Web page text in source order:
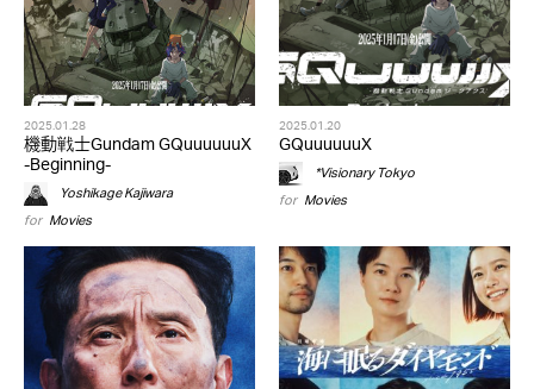
2025.01.28
機動戦士Gundam GQuuuuuuX
-Beginning-
Yoshikage Kajiwara
for Movies
2025.01.20
GQuuuuuuX
*Visionary Tokyo
for Movies